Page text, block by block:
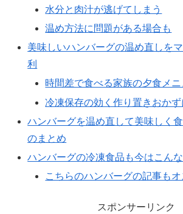
水分と肉汁が逃げてしまう
温め方法に問題がある場合も
美味しいハンバーグの温め直しを
利
時間差で食べる家族の夕食メニ
冷凍保存の効く作り置きおかず
ハンバーグを温め直して美味しく
のまとめ
ハンバーグの冷凍食品も今はこん
こちらのハンバーグの記事も
スポンサーリンク